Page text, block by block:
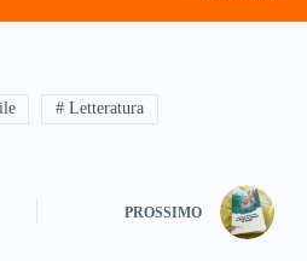
# Letteratura
PROSSIMO